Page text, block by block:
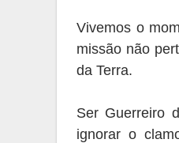
Vivemos o
missão não
da Terra.
Ser Guerreiro
ignorar o